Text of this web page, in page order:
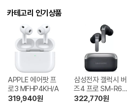
카테고리 인기상품
APPLE 에어팟 프
로3 MFHP4KH/A
319,940원
삼성전자 갤럭시 버
즈4 프로 SM-R64
0
322,770원